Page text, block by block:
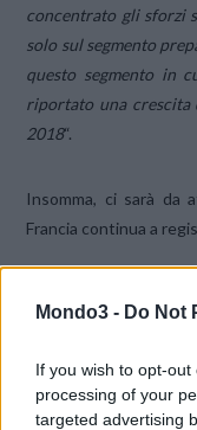
Mondo3 - Do Not
If you wish to opt-
processing of your
targeted advertising
concentrato gli sforzi
solo sul segmento
questo segmento in
riportato una crescita
2018“.
Insomma, ci sarà da
Francia continua a
CONDIVIDI QUESTO
E-mail